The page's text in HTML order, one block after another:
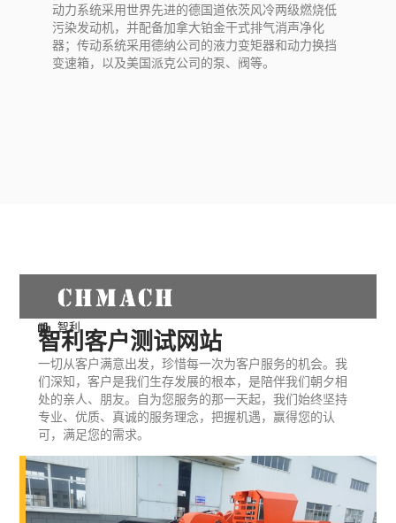
动力系统采用世界先进的德国道依茨风冷两级燃烧低
污染发动机，并配备加拿大铂金干式排气消声净化
器；传动系统采用德纳公司的液力变矩器和动力换挡
变速箱，以及美国派克公司的泵、阀等。
智利
智利客户测试网站
一切从客户满意出发，珍惜每一次为客户服务的机会。我
们深知，客户是我们生存发展的根本，是陪伴我们朝夕相
处的亲人、朋友。自为您服务的那一天起，我们始终坚持
专业、优质、真诚的服务理念，把握机遇，赢得您的认
可，满足您的需求。